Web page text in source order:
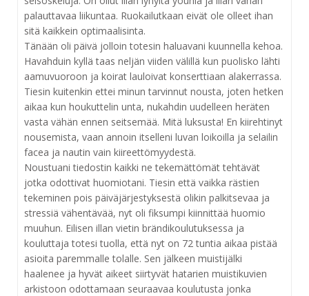
palauttavaa liikuntaa. Ruokailutkaan eivät ole olleet ihan
sitä kaikkein optimaalisinta.
Tänään oli päivä jolloin totesin haluavani kuunnella kehoa.
Havahduin kyllä taas neljän viiden välillä kun puolisko lähti
aamuvuoroon ja koirat lauloivat konserttiaan alakerrassa.
Tiesin kuitenkin ettei minun tarvinnut nousta, joten hetken
aikaa kun houkuttelin unta, nukahdin uudelleen heräten
vasta vähän ennen seitsemää. Mitä luksusta! En kiirehtinyt
nousemista, vaan annoin itselleni luvan loikoilla ja selailin
facea ja nautin vain kiireettömyydestä.
Noustuani tiedostin kaikki ne tekemättömät tehtävät
jotka odottivat huomiotani. Tiesin että vaikka rästien
tekeminen pois päiväjärjestyksestä olikin palkitsevaa ja
stressiä vähentävää, nyt oli fiksumpi kiinnittää huomio
muuhun. Eilisen illan vietin brändikoulutuksessa ja
kouluttaja totesi tuolla, että nyt on 72 tuntia aikaa pistää
asioita paremmalle tolalle. Sen jälkeen muistijälki
haalenee ja hyvät aikeet siirtyvät hatarien muistikuvien
arkistoon odottamaan seuraavaa koulutusta jonka